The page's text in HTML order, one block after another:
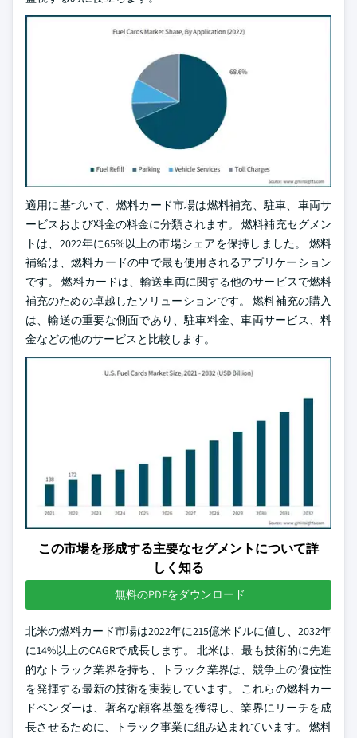
適用に基づいて、燃料カード市場は燃料補充、駐車、車両サ
ービスおよび料金の料金に分類されます。 燃料補充セグメン
トは、2022年に65%以上の市場シェアを保持しました。 燃料
補給は、燃料カードの中で最も使用されるアプリケーション
です。 燃料カードは、輸送車両に関する他のサービスで燃料
補充のための卓越したソリューションです。 燃料補充の購入
は、輸送の重要な側面であり、駐車料金、車両サービス、料
金などの他のサービスと比較します。
この市場を形成する主要なセグメントについて詳
しく知る
無料のPDFをダウンロード
北米の燃料カード市場は2022年に215億米ドルに値し、2032年
に14%以上のCAGRで成長します。 北米は、最も技術的に先進
的なトラック業界を持ち、トラック業界は、競争上の優位性
を発揮する最新の技術を実装しています。 これらの燃料カー
ドベンダーは、著名な顧客基盤を獲得し、業界にリーチを成
長させるために、トラック事業に組み込まれています。 燃料